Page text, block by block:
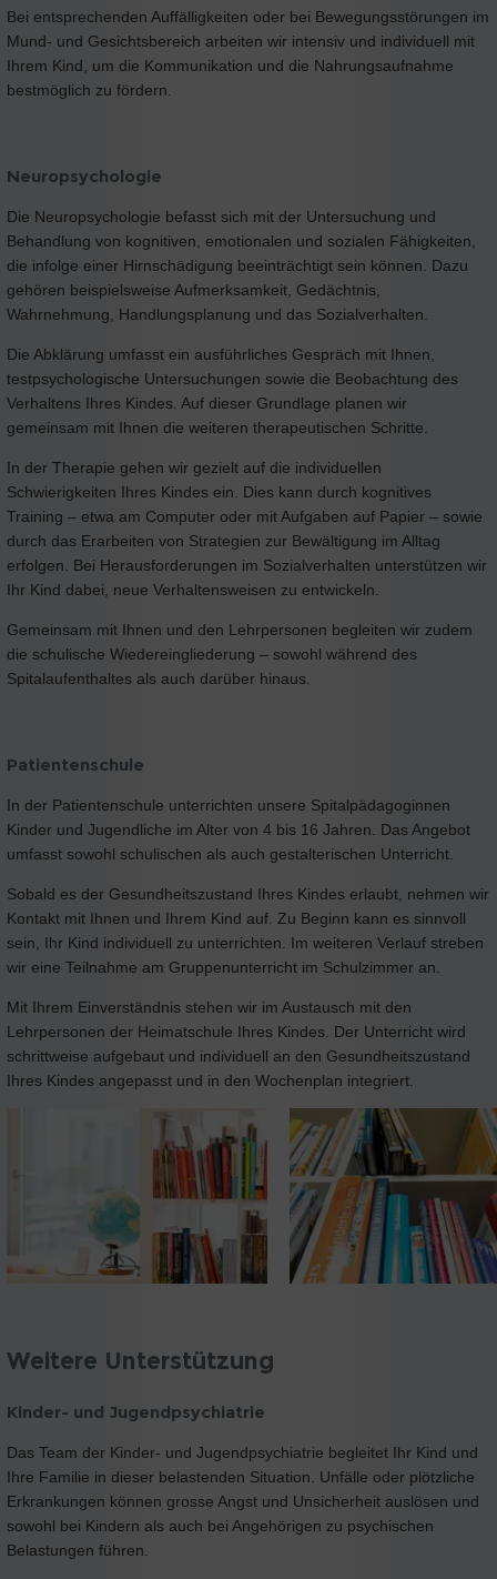
Bei entsprechenden Auffälligkeiten oder bei Bewegungsstörungen im
Mund- und Gesichtsbereich arbeiten wir intensiv und individuell mit
Ihrem Kind, um die Kommunikation und die Nahrungsaufnahme
bestmöglich zu fördern.
Neuropsychologie
Die Neuropsychologie befasst sich mit der Untersuchung und
Behandlung von kognitiven, emotionalen und sozialen Fähigkeiten,
die infolge einer Hirnschädigung beeinträchtigt sein können. Dazu
gehören beispielsweise Aufmerksamkeit, Gedächtnis,
Wahrnehmung, Handlungsplanung und das Sozialverhalten.
Die Abklärung umfasst ein ausführliches Gespräch mit Ihnen,
testpsychologische Untersuchungen sowie die Beobachtung des
Verhaltens Ihres Kindes. Auf dieser Grundlage planen wir
gemeinsam mit Ihnen die weiteren therapeutischen Schritte.
In der Therapie gehen wir gezielt auf die individuellen
Schwierigkeiten Ihres Kindes ein. Dies kann durch kognitives
Training – etwa am Computer oder mit Aufgaben auf Papier – sowie
durch das Erarbeiten von Strategien zur Bewältigung im Alltag
erfolgen. Bei Herausforderungen im Sozialverhalten unterstützen wir
Ihr Kind dabei, neue Verhaltensweisen zu entwickeln.
Gemeinsam mit Ihnen und den Lehrpersonen begleiten wir zudem
die schulische Wiedereingliederung – sowohl während des
Spitalaufenthaltes als auch darüber hinaus.
Patientenschule
In der Patientenschule unterrichten unsere Spitalpädagoginnen
Kinder und Jugendliche im Alter von 4 bis 16 Jahren. Das Angebot
umfasst sowohl schulischen als auch gestalterischen Unterricht.
Sobald es der Gesundheitszustand Ihres Kindes erlaubt, nehmen wir
Kontakt mit Ihnen und Ihrem Kind auf. Zu Beginn kann es sinnvoll
sein, Ihr Kind individuell zu unterrichten. Im weiteren Verlauf streben
wir eine Teilnahme am Gruppenunterricht im Schulzimmer an.
Mit Ihrem Einverständnis stehen wir im Austausch mit den
Lehrpersonen der Heimatschule Ihres Kindes. Der Unterricht wird
schrittweise aufgebaut und individuell an den Gesundheitszustand
Ihres Kindes angepasst und in den Wochenplan integriert.
Weitere Unterstützung
Kinder- und Jugendpsychiatrie
Das Team der Kinder- und Jugendpsychiatrie begleitet Ihr Kind und
Ihre Familie in dieser belastenden Situation. Unfälle oder plötzliche
Erkrankungen können grosse Angst und Unsicherheit auslösen und
sowohl bei Kindern als auch bei Angehörigen zu psychischen
Belastungen führen.